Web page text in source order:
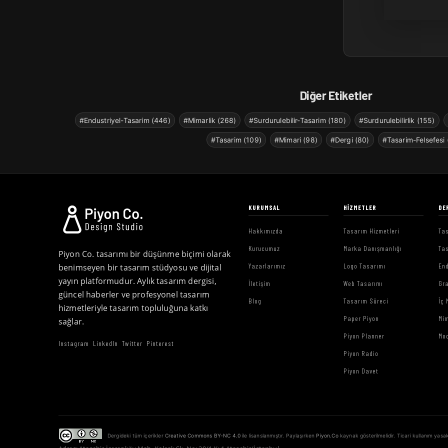
Diğer Etiketler
#Endustriyel-Tasarim (446) #Mimarlik (268) #Surdurulebilir-Tasarim (180) #Surdurulebilirlik (155)
#Tasarim (109) #Mimari (98) #Dergi (80) #Tasarim-Felsefesi
Piyon Co. tasarımı bir düşünme biçimi olarak
benimseyen bir tasarım stüdyosu ve dijital
yayın platformudur. Aylık tasarım dergisi,
güncel haberler ve profesyonel tasarım
hizmetleriyle tasarım topluluğuna katkı
sağlar.
Instagram LinkedIn Twitter Pinterest
KURUMSAL
Hakkımızda
Kurucumuz
Yazarlarımız
İletişim
Blog
HIZMETLER
Tasarım Hizmetleri
Marka Danışmanlığı
Logo Tasarımı
Web Tasarımı
Tasarım Süreci
Paper Piyon
Piyon Planner
Piyon Radio
Piyon Davet
İç
Dergideki tüm içerikler Creative Commons BY-NC 4.0 ile lisanslanmıştır. Paylaşırken Piyon.Cokaynak gösterilmelidir. Ticari kullanım